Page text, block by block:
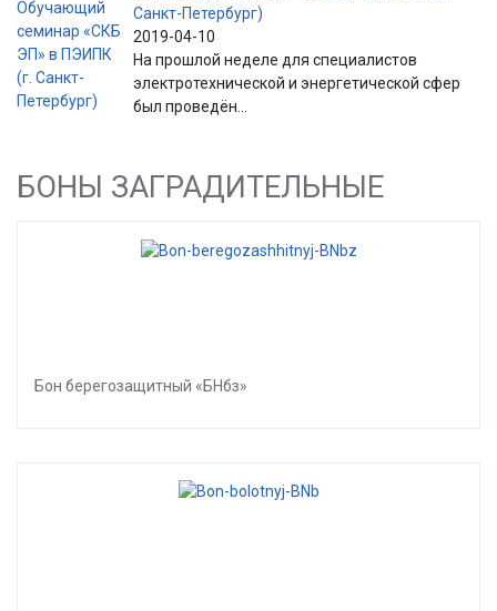
Санкт-Петербург)
2019-04-10
На прошлой неделе для специалистов
электротехнической и энергетической сфер
был проведён...
БОНЫ ЗАГРАДИТЕЛЬНЫЕ
Бон берегозащитный «БНбз»